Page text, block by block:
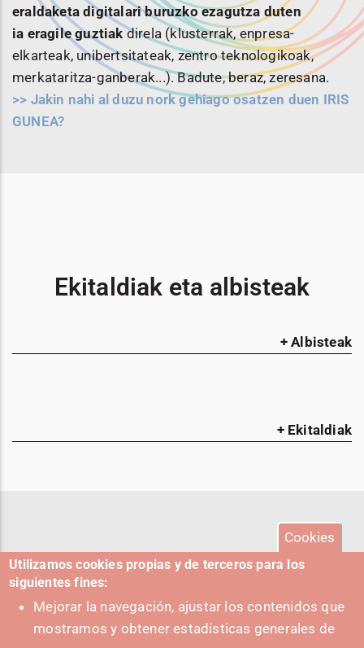
eraldaketa digitalari buruzko ezagutza duten
ia eragile guztiakdirela (klusterrak, enpresa-
elkarteak, unibertsitateak, zentro teknologikoak,
merkataritza-ganberak...). Badute, beraz, zeresana.
>> Jakin nahi al duzu nork gehiago osatzen duen IRIS
GUNEA?
Ekitaldiak eta albisteak
+ Albisteak
+ Ekitaldiak
Cookies
Utilizamos cookies propias y de terceros para los
siguientes fines:
Mejorar la navegación, ajustar los contenidos que
mostramos y obtener estadísticas generales de